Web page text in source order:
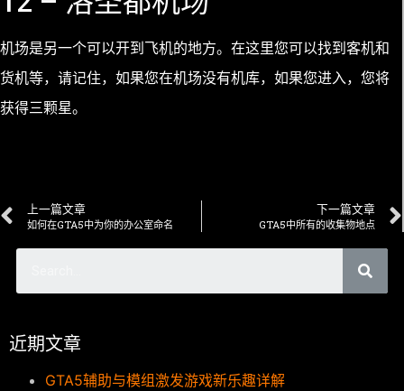
机场是另一个可以开到飞机的地方。在这里您可以找到客机和
货机等，请记住，如果您在机场没有机库，如果您进入，您将
获得三颗星。
上一篇文章
如何在GTA5中为你的办公室命名
下一篇文章
GTA5中所有的收集物地点
近期文章
GTA5辅助与模组激发游戏新乐趣详解